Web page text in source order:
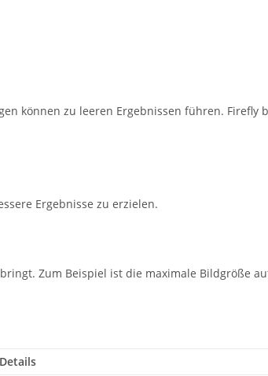
können zu leeren Ergebnissen führen. Firefly
Ergebnisse zu erzielen.
Zum Beispiel ist die maximale Bildgröße
Details